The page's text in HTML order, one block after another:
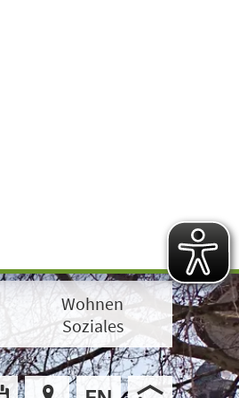
Wohnen
Soziales